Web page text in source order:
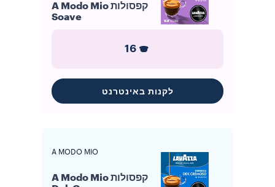
קפסולות A Modo Mio
Soave
16
לקנות באינטרנט
A MODO MIO
קפסולות A Modo Mio